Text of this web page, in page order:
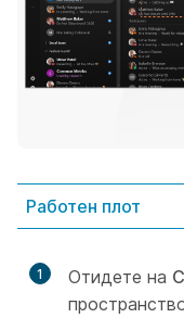
Работен плот
1 Отидете на